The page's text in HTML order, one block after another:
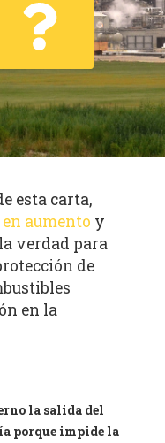
esta carta,
aumento y
verdad para
de
en la
la salida del
porque impide la